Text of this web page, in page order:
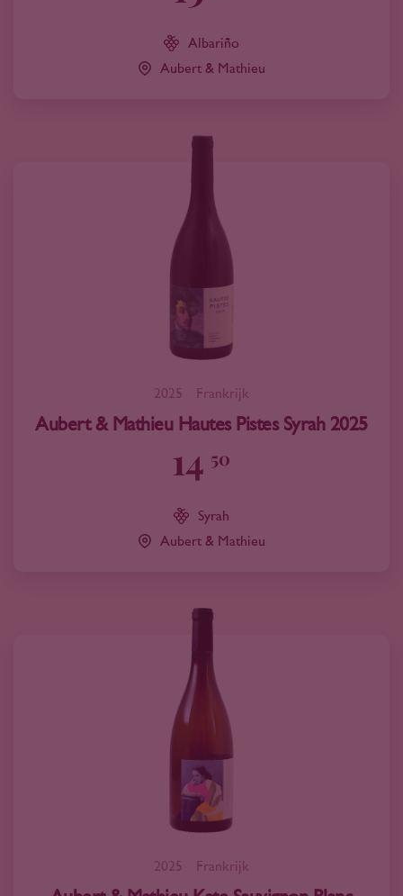
Albariño
Aubert & Mathieu
2025 Frankrijk
Aubert & Mathieu Hautes Pistes Syrah 2025
14 50
Syrah
Aubert & Mathieu
2025 Frankrijk